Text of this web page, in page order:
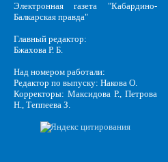
Электронная газета "Кабардино-
Балкарская правда"
Главный редактор:
Бжахова Р. Б.
Над номером работали:
Редактор по выпуску: Накова О.
Корректоры: Максидова Р., Петрова
Н., Теппеева З.